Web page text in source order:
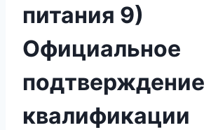
питания 9)
Официальное
подтверждение
квалификации